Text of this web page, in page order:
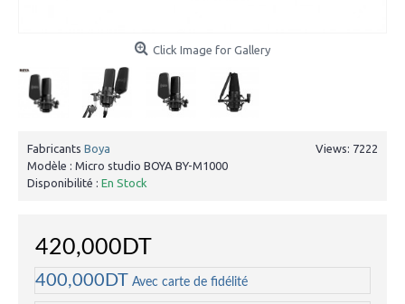
Click Image for Gallery
Views: 7222
Fabricants Boya
Modèle : Micro studio BOYA BY-M1000
Disponibilité : En Stock
420,000DT
400,000DT Avec carte de fidélité